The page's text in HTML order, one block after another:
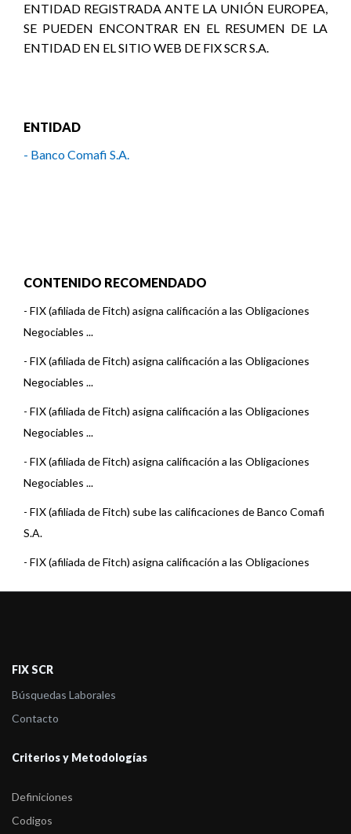
ENTIDAD REGISTRADA ANTE LA UNIÓN EUROPEA,
SE PUEDEN ENCONTRAR EN EL RESUMEN DE LA
ENTIDAD EN EL SITIO WEB DE FIX SCR S.A.
ENTIDAD
- Banco Comafi S.A.
CONTENIDO RECOMENDADO
- FIX (afiliada de Fitch) asigna calificación a las Obligaciones
Negociables ...
- FIX (afiliada de Fitch) asigna calificación a las Obligaciones
Negociables ...
- FIX (afiliada de Fitch) asigna calificación a las Obligaciones
Negociables ...
- FIX (afiliada de Fitch) asigna calificación a las Obligaciones
Negociables ...
- FIX (afiliada de Fitch) sube las calificaciones de Banco Comafi
S.A.
- FIX (afiliada de Fitch) asigna calificación a las Obligaciones
- FIX (afiliada de Fitch) confirma las calificaciones de Banco
FIX revisó a Estable la perspectiva de varias Entidades
-FIX (afiliada de Fitch) asigna calificación a las ON Clase 12 y 13
FIX SCR
Búsquedas Laborales
Contacto
Criterios y Metodologías
Definiciones
Codigos